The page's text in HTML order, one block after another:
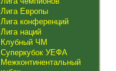
Лига Европы
Лига конференций
Лига наций
Клубный ЧМ
Суперкубок УЕФА
Межконтинентальный